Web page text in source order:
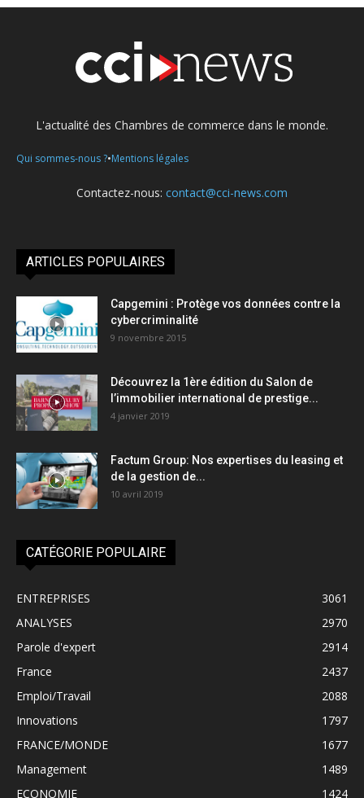
L'actualité des Chambres de commerce dans le monde.
Qui sommes-nous ?•Mentions légales
Contactez-nous: contact@cci-news.com
ARTICLES POPULAIRES
Capgemini : Protège vos données contre la
cybercriminalité
9 novembre 2015
Découvrez la 1ère édition du Salon de
l’immobilier international de prestige...
4 janvier 2019
Factum Group: Nos expertises du leasing et
de la gestion de...
10 avril 2019
CATÉGORIE POPULAIRE
ENTREPRISES
3061
ANALYSES
2970
Parole d'expert
2914
France
2437
Emploi/Travail
2088
Innovations
1797
FRANCE/MONDE
1677
Management
1489
ECONOMIE
1424